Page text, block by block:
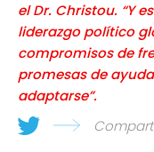
el Dr. Christou. “Y
liderazgo político
compromisos de
promesas de
adaptarse”.